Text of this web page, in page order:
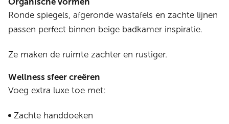
Ronde spiegels, afgeronde wastafels en zachte lijnen
passen perfect binnen beige badkamer inspiratie.
Ze maken de ruimte zachter en rustiger.
Wellness sfeer creëren
Voeg extra luxe toe met:
Zachte handdoeken